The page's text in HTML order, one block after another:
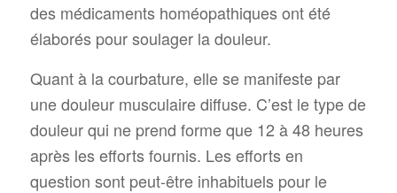
des médicaments homéopathiques ont été
élaborés pour soulager la douleur.
Quant à la courbature, elle se manifeste par
une douleur musculaire diffuse. C’est le type de
douleur qui ne prend forme que 12 à 48 heures
après les efforts fournis. Les efforts en
question sont peut-être inhabituels pour le